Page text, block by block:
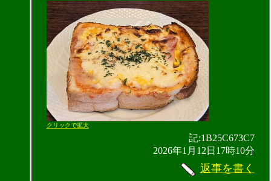
クリックで拡大
記:1B25C673C7
2026年1月12日17時10分
返事を書く